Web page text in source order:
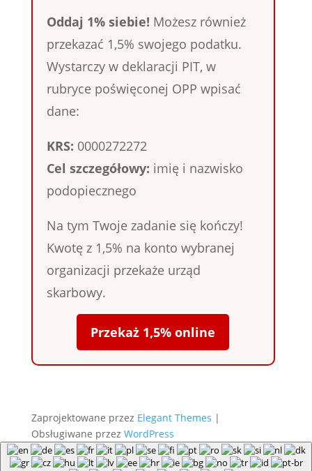
Oddaj 1% siebie! Możesz również
przekazać 1,5% swojego podatku.
Wystarczy w deklaracji PIT, w
rubryce poświęconej OPP wpisać
dane:
KRS: 0000272272
Cel szczegółowy: imię i nazwisko
podopiecznego
Na tym Twoje zadanie się kończy!
Kwotę z 1,5% na konto wybranej
organizacji przekaże urząd
skarbowy.
Przekaż 1,5% online
Zaprojektowane przez Elegant Themes |
Obsługiwane przez WordPress